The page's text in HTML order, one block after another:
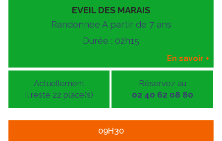
EVEIL DES MARAIS
Randonnee A partir de 7 ans
Durée : 02h15
En savoir +
Actuellement
Il reste 22 place(s)
Réservez au
02 40 62 08 80
09H30